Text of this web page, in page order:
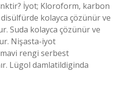
İyot; Kloroform, karbon
kolayca çözünür ve
Suda kolayca çözünür ve
Nişasta-iyot
rengi serbest
Lügol damlatildiginda